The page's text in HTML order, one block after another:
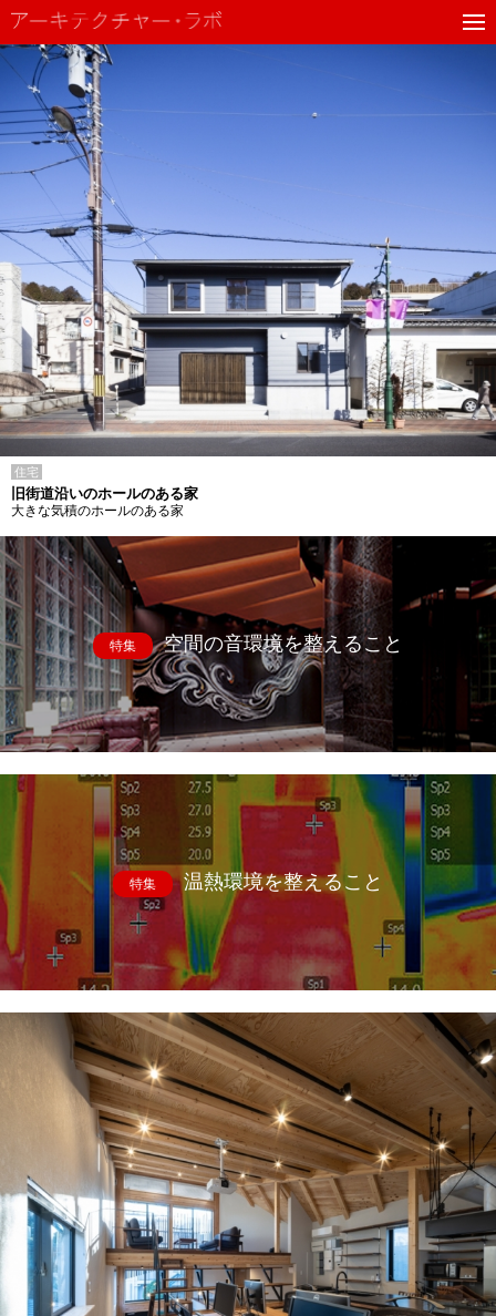
住宅
旧街道沿いのホールのある家
大きな気積のホールのある家
特集 空間の音環境を整えること
特集 温熱環境を整えること